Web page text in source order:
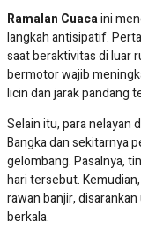
Ramalan Cuacaini
langkah antisipatif.
saat beraktivitas di luar
bermotor wajib
licin dan jarak pandang
Selain itu, para nelayan
Bangka dan sekitarnya
gelombang. Pasalnya,
hari tersebut.
rawan banjir,
berkala.